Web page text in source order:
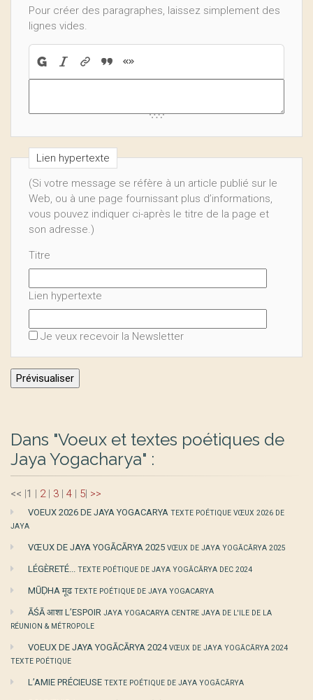
Pour créer des paragraphes, laissez simplement des
lignes vides.
Lien hypertexte
(Si votre message se réfère à un article publié sur le
Web, ou à une page fournissant plus d’informations,
vous pouvez indiquer ci-après le titre de la page et
son adresse.)
Titre
Lien hypertexte
Je veux recevoir la Newsletter
Dans "Voeux et textes poétiques de
Jaya Yogacharya" :
<< |1 | 2 | 3 | 4 | 5| >>
VOEUX 2026 DE JAYA YOGACARYA TEXTE POÉTIQUE VŒUX 2026 DE
JAYA
VŒUX DE JAYA YOGĀCĀRYA 2025 VŒUX DE JAYA YOGĀCĀRYA 2025
LÉGÈRETÉ... TEXTE POÉTIQUE DE JAYA YOGĀCĀRYA DEC 2024
MŪḌHA मूढTEXTE POÉTIQUE DE JAYA YOGACARYA
ĀŚĀ आशा L’ESPOIR JAYA YOGACARYA CENTRE JAYA DE L'ILE DE LA
RÉUNION & MÉTROPOLE
VOEUX DE JAYA YOGĀCĀRYA 2024VŒUX DE JAYA YOGĀCĀRYA 2024
TEXTE POÉTIQUE
L’AMIE PRÉCIEUSE TEXTE POÉTIQUE DE JAYA YOGĀCĀRYA